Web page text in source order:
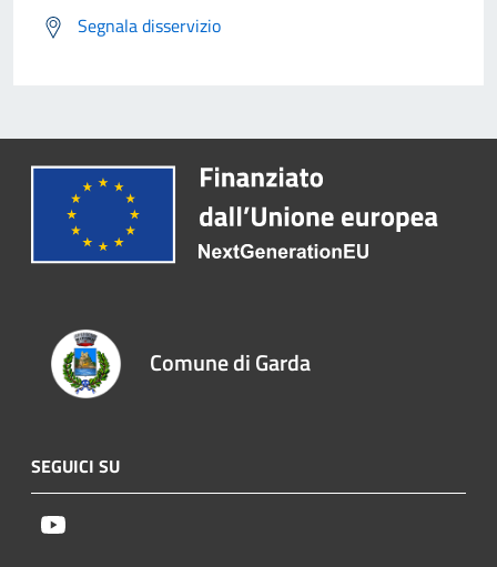
Segnala disservizio
Comune di Garda
SEGUICI SU